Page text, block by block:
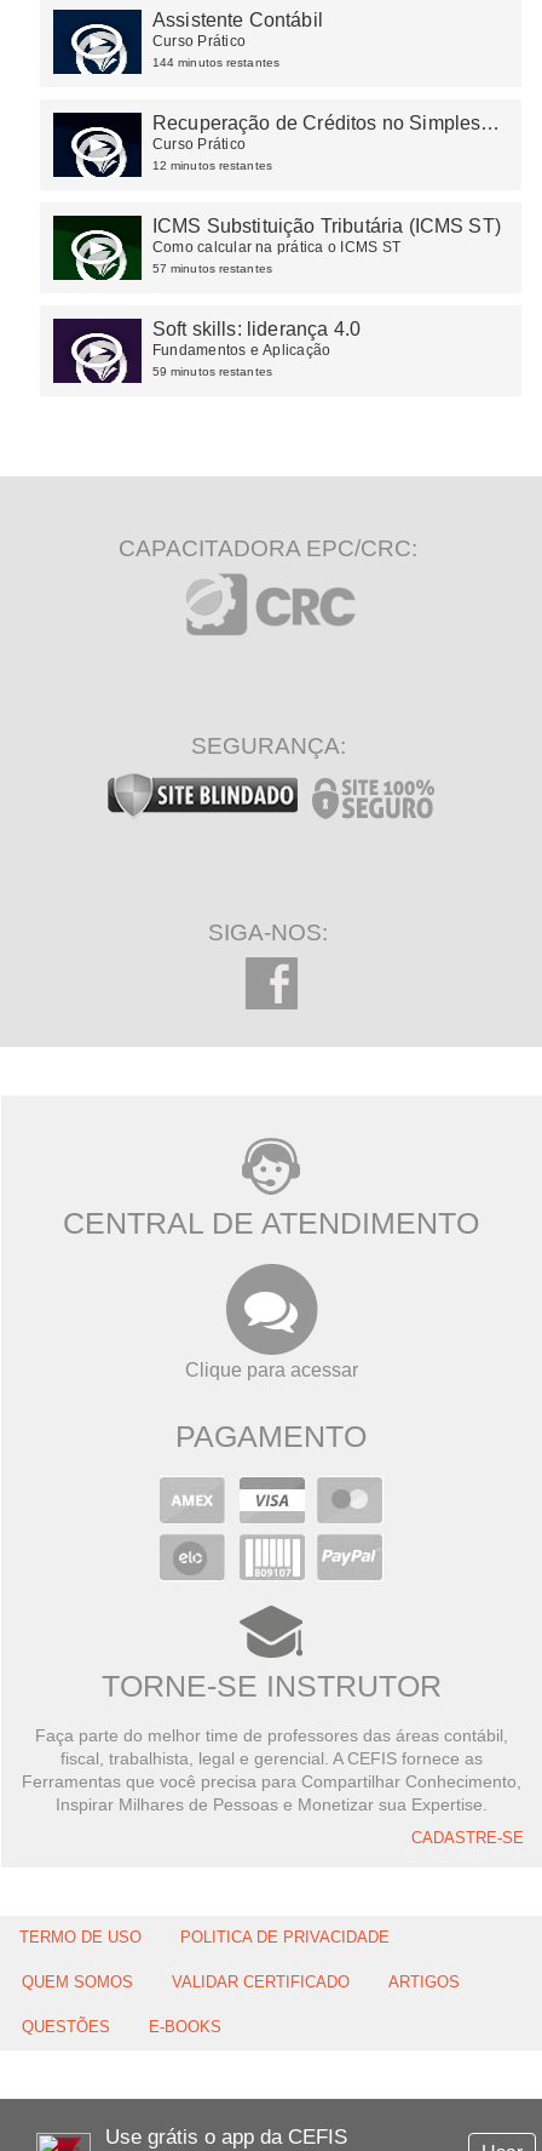
Use grátis o app da CEFIS
Assistente Contábil
Curso Prático
144 minutos restantes
Recuperação de Créditos no Simples
Nacional
Curso Prático
12 minutos restantes
ICMS Substituição Tributária (ICMS ST)
Como calcular na prática o ICMS ST
57 minutos restantes
Soft skills: liderança 4.0
Fundamentos e Aplicação
59 minutos restantes
CAPACITADORA EPC/CRC:
SEGURANÇA:
SIGA-NOS:
CENTRAL DE ATENDIMENTO
Clique para acessar
PAGAMENTO
TORNE-SE INSTRUTOR
Faça parte do melhor time de professores das áreas contábil,
fiscal, trabalhista, legal e gerencial. A CEFIS fornece as
Ferramentas que você precisa para Compartilhar Conhecimento,
Inspirar Milhares de Pessoas e Monetizar sua Expertise.
CADASTRE-SE
TERMO DE USO POLITICA DE PRIVACIDADE
QUEM SOMOS VALIDAR CERTIFICADO ARTIGOS
QUESTÕES E-BOOKS